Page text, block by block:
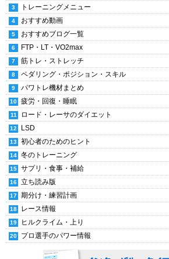
トレーニングメニュー
おすすめ動画
おすすめブログ一覧
FTP・LT・VO2max
筋トレ・ストレッチ
ペダリング・ポジション・スキル
パワトレ機材まとめ
疲労・回復・睡眠
ロード・レーサのダイエット
LSD
初心者のためのヒント
冬のトレーニング
サプリ・食事・補給
立ち読み版
期分け・練習計画
レース情報
ヒルクライム・上り
プロ選手のパワー情報